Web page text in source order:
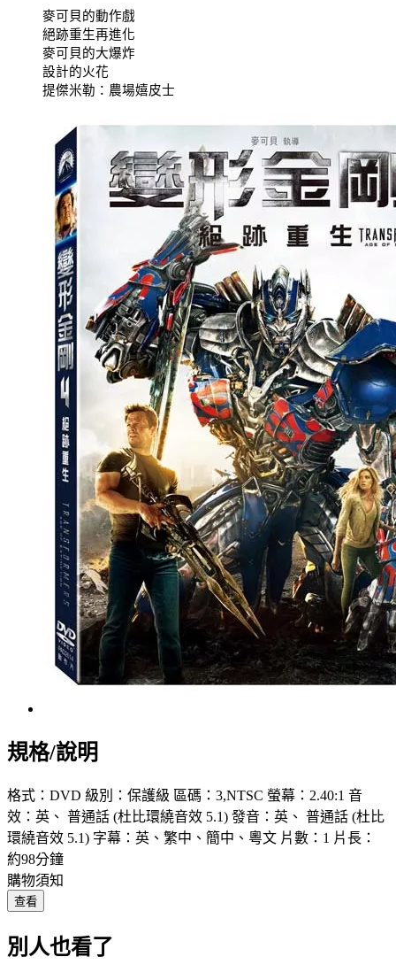
麥可貝的動作戲
絕跡重生再進化
麥可貝的大爆炸
設計的火花
提傑米勒：農場嬉皮士
規格/說明
格式：DVD 級別：保護級 區碼：3,NTSC 螢幕：2.40:1 音
效：英、 普通話 (杜比環繞音效 5.1) 發音：英、 普通話 (杜比
環繞音效 5.1) 字幕：英、繁中、簡中、粵文 片數：1 片長：
約98分鐘
購物須知
查看
別人也看了